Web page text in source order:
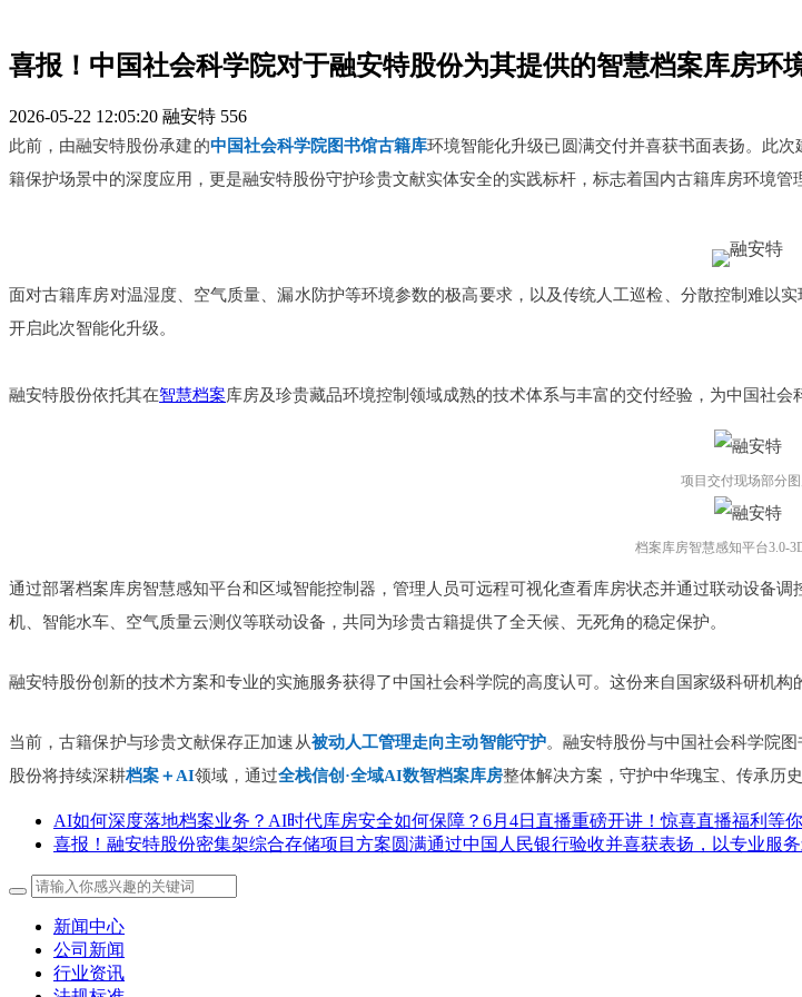
喜报！中国社会科学院对于融安特股份为其提供的智慧档案库房环
2026-05-22 12:05:20 融安特 556
此前，由融安特股份承建的中国社会科学院图书馆古籍库环境智能化升级已圆满交付并喜获书面表扬。此
籍保护场景中的深度应用，更是融安特股份守护珍贵文献实体安全的实践标杆，标志着国内古籍库房环境管
面对古籍库房对温湿度、空气质量、漏水防护等环境参数的极高要求，以及传统人工巡检、分散控制难以
开启此次智能化升级。
融安特股份依托其在智慧档案库房及珍贵藏品环境控制领域成熟的技术体系与丰富的交付经验， 为中国社会
项目交付现场部分
档案库房智慧感知平台3.0-
通过部署档案库房智慧感知平台和区域智能控制器，管理人员可远程可视化查看库房状态并通过联动设备
机、智能水车、空气质量云测仪等联动设备，共同为珍贵古籍提供了全天候、无死角的稳定保护。
融安特股份创新的技术方案和专业的实施服务获得了中国社会科学院的高度认可。这份来自国家级科研机构
当前，古籍保护与珍贵文献保存正加速从被动人工管理走向主动智能守护。融安特股份与中国社会科学院
股份将持续深耕档案＋AI领域，通过全栈信创·全域AI数智档案库房整体解决方案，守护中华瑰宝、传承历史
AI如何深度落地档案业务？AI时代库房安全如何保障？6月4日直播重磅开讲！惊喜直播福利等
喜报！融安特股份密集架综合存储项目方案圆满通过中国人民银行验收并喜获表扬，以专业服
新闻中心
公司新闻
行业资讯